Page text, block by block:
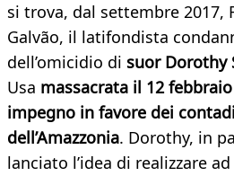
si trova, dal settembre 2017,
Galvão, il latifondista
dell’omicidio di suor Dorothy
Usa massacrata il 12
impegno in favore dei
dell’Amazzonia. Dorothy, in
lanciato l’idea di realizzare